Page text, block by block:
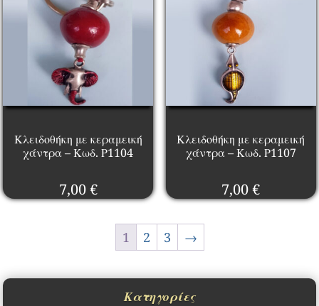
Κλειδοθήκη με κεραμεική
χάντρα – Κωδ. Ρ1104
7,00€
Κλειδοθήκη με κεραμεική
χάντρα – Κωδ. Ρ1107
7,00€
1 2 3 →
Κατηγορίες